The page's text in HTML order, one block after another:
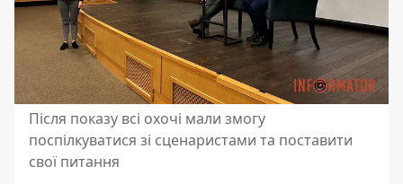
Після показу всі охочі мали змогу
поспілкуватися зі сценаристами та поставити
свої питання